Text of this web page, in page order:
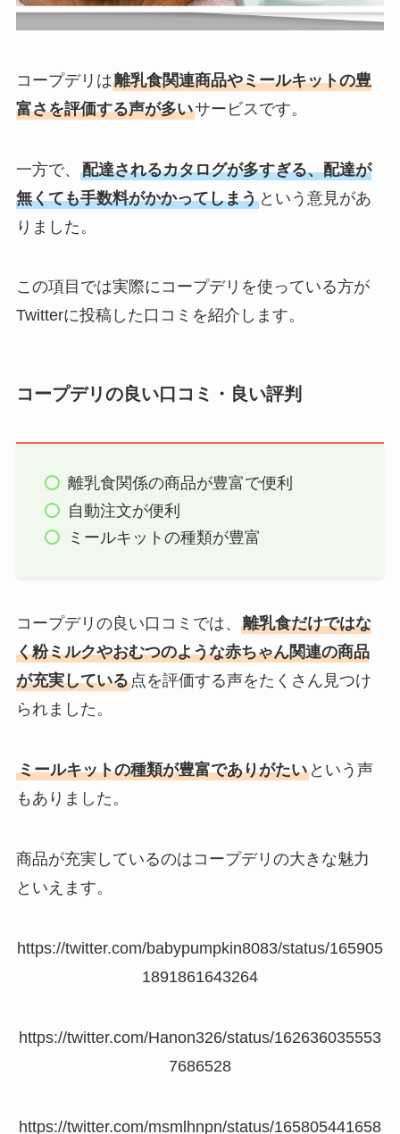
コープデリは離乳食関連商品やミールキットの豊
富さを評価する声が多いサービスです。
一方で、 配達されるカタログが多すぎる、配達が
無くても手数料がかかってしまうという意見があ
りました。
この項目では実際にコープデリを使っている方が
Twitterに投稿した口コミを紹介します。
コープデリの良い口コミ・良い評判
離乳食関係の商品が豊富で便利
自動注文が便利
ミールキットの種類が豊富
コープデリの良い口コミでは、 離乳食だけではな
く粉ミルクやおむつのような赤ちゃん関連の商品
が充実している点を評価する声をたくさん見つけ
られました。
ミールキットの種類が豊富でありがたいという声
もありました。
商品が充実しているのはコープデリの大きな魅力
といえます。
https://twitter.com/babypumpkin8083/status/165905
1891861643264
https://twitter.com/Hanon326/status/162636035553
7686528
https://twitter.com/msmlhnpn/status/165805441658